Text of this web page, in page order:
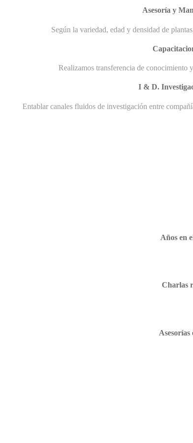
Asesoría y
Según la variedad, edad y densidad de
Realizamos transferencia de
I & D.
Entablar canales fluidos de investigación entre
Años en
Charlas